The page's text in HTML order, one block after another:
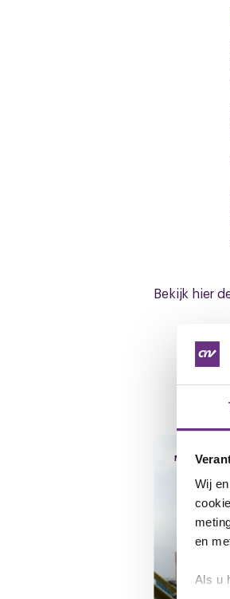
Wij en
en
Als u
Bekijk hier
NIEUWS